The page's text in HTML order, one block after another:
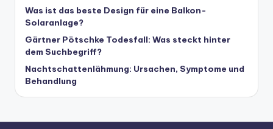
Was ist das beste Design für eine Balkon-
Solaranlage?
Gärtner Pötschke Todesfall: Was steckt hinter
dem Suchbegriff?
Nachtschattenlähmung: Ursachen, Symptome und
Behandlung